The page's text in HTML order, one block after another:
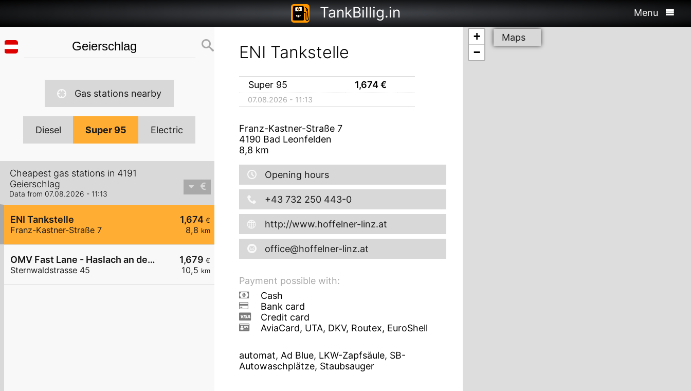
TankBillig.in Menu
Gas stations nearby
Diesel Super 95 Electric
Cheapest gas stations in 4191
Geierschlag
Data from 07.08.2026 - 11:13
1,674 €
8,8 km
ENI Tankstelle
Franz-Kastner-Straße 7
1,679 €
10,5 km
OMV Fast Lane - Haslach an der Mühl Sternwaldstraße 45
Sternwaldstrasse 45
ENI Tankstelle
Super 95 1,674€
07.08.2026 - 11:13
Franz-Kastner-Straße 7
4190 Bad Leonfelden
8,8 km
Opening hours
+43 732 250 443-0
http://www.hoffelner-linz.at
office@hoffelner-linz.at
Payment possible with:
Cash
Bank card
Credit card
AviaCard, UTA, DKV, Routex, EuroShell
automat, Ad Blue, LKW-Zapfsäule, SB-
Autowaschplätze, Staubsauger
+
−
Maps